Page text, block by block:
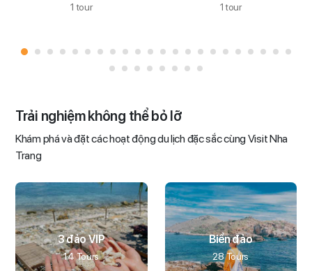
1 tour 1 tour
Trải nghiệm không thể bỏ lỡ
Khám phá và đặt các hoạt động du lịch đặc sắc cùng Visit Nha
Trang
3 đảo VIP
14 Tours
Biển đảo
28 Tours